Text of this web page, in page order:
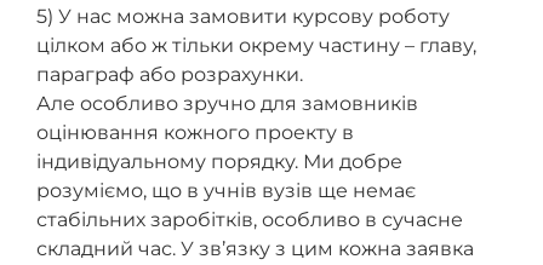
5) У нас можна замовити курсову роботу
цілком або ж тільки окрему частину – главу,
параграф або розрахунки.
Але особливо зручно для замовників
оцінювання кожного проекту в
індивідуальному порядку. Ми добре
розуміємо, що в учнів вузів ще немає
стабільних заробітків, особливо в сучасне
складний час. У зв’язку з цим кожна заявка